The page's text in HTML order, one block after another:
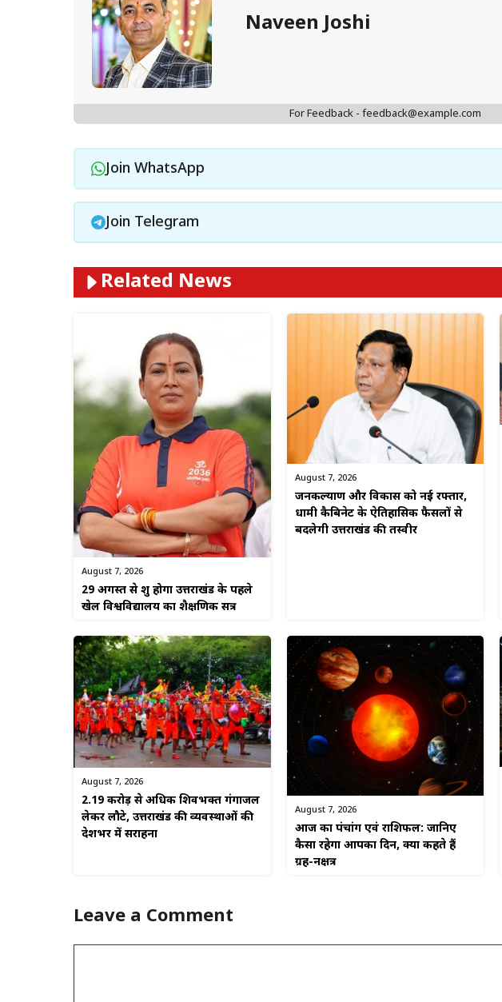
Naveen Joshi
For Feedback - feedback@example.com
Join WhatsApp
Join Telegram
Related News
August 7, 2026
29 अगस्त से शुरू होगा उत्तराखंड के पहले
खेल विश्वविद्यालय का शैक्षणिक सत्र
August 7, 2026
जनकल्याण और विकास को नई रफ्तार,
धामी कैबिनेट के ऐतिहासिक फैसलों से
बदलेगी उत्तराखंड की तस्वीर
August 7, 2026
2.19 करोड़ से अधिक शिवभक्त गंगाजल
लेकर लौटे, उत्तराखंड की व्यवस्थाओं की
देशभर में सराहना
August 7, 2026
आज का पंचांग एवं राशिफल: जानिए
कैसा रहेगा आपका दिन, क्या कहते हैं
ग्रह-नक्षत्र
Leave a Comment